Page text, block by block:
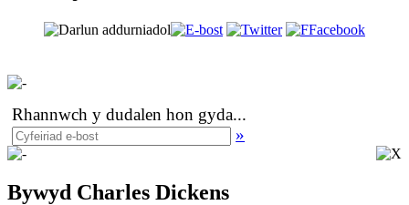
Rhannwch y dudalen hon gyda...
»
Bywyd Charles Dickens